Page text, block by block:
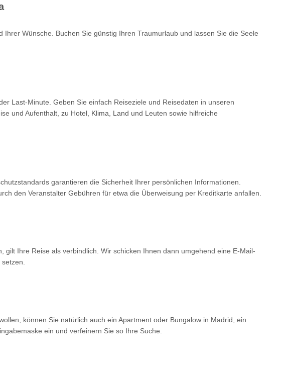
Wünsche. Buchen Sie günstig Ihren Traumurlaub und lassen Sie die Seele
Last-Minute. Geben Sie einfach Reiseziele und Reisedaten in unseren
und Aufenthalt, zu Hotel, Klima, Land und Leuten sowie hilfreiche
garantieren die Sicherheit Ihrer persönlichen Informationen.
den Veranstalter Gebühren für etwa die Überweisung per Kreditkarte anfallen.
Ihre Reise als verbindlich. Wir schicken Ihnen dann umgehend eine E-Mail-
können Sie natürlich auch ein Apartment oder Bungalow in Madrid, ein
ein und verfeinern Sie so Ihre Suche.